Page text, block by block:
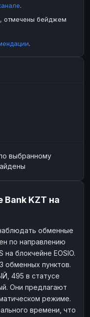
Money
RUB
USD
.
отмечены бейджем
.
выбранному
Bank KZT на
обменные
по направлению
блокчейне EOSIO.
обменных пунктов.
495 в статусе
Они предлагают
режиме.
времени, что